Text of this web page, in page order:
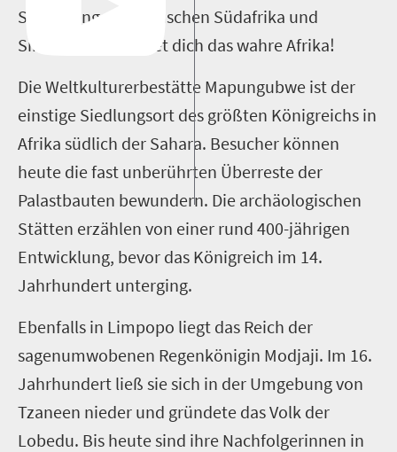
Savannengebiet zwischen Südafrika und
Simbabwe, erwartet dich das wahre Afrika!
Die Weltkulturerbestätte Mapungubwe ist der
einstige Siedlungsort des größten Königreichs in
Afrika südlich der Sahara. Besucher können
heute die fast unberührten Überreste der
Palastbauten bewundern. Die archäologischen
Stätten erzählen von einer rund 400­-jährigen
Entwicklung, bevor das Königreich im 14.
Jahrhundert unterging.
Ebenfalls in Limpopo liegt das Reich der
sagenumwobenen Regenkönigin Modjaji. Im 16.
Jahrhundert ließ sie sich in der Umgebung von
Tzaneen nieder und gründete das Volk der
Lobedu. Bis heute sind ihre Nachfolgerinnen in